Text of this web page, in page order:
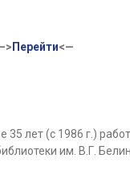
Перейти<—
лет (с 1986 г.)
им. В.Г.